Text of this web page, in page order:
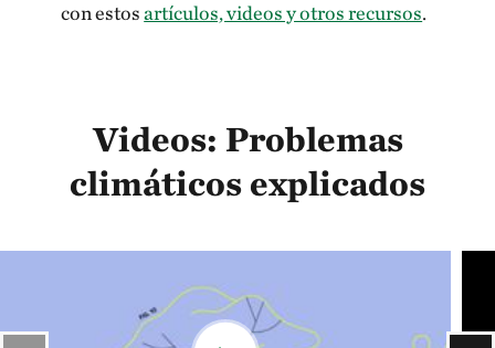
con estosartículos, videos y otros recursos.
Videos: Problemas
climáticos explicados